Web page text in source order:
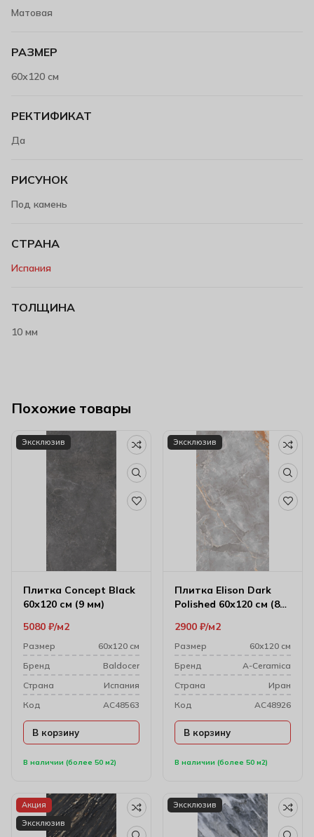
Матовая
РАЗМЕР
60х120 см
РЕКТИФИКАТ
Да
РИСУНОК
Под камень
СТРАНА
Испания
ТОЛЩИНА
10 мм
Похожие товары
Эксклюзив
Плитка Concept Black
60х120 см (9 мм)
В наличии (более 50 м2)
5080 ₽ м2
Размер
60х120 см
Бренд
Baldocer
Cтрана
Испания
Код
AC48563
В корзину
Эксклюзив
Плитка Elison Dark
Polished 60х120 см (8
В наличии (более 50 м2)
2900 ₽ м2
Размер
60х120 см
Бренд
A-Ceramica
Cтрана
Иран
Код
AC48926
В корзину
Акция
Эксклюзив
Эксклюзив